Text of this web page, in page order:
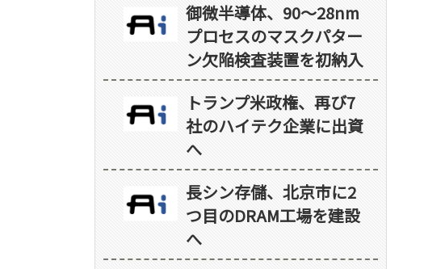
御微半導体、90～28nm
プロセスのマスクパター
ン欠陥検査装置を初納入
トランプ米政権、再び7
社のハイテク企業に出資
へ
長シン存儲、北京市に2
つ目のDRAM工場を建設
へ